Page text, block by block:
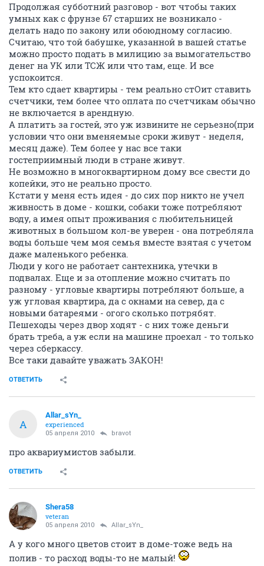
Продолжая субботний разговор - вот чтобы таких
умных как с фрунзе 67 старших не возникало -
делать надо по закону или обоюдному согласию.
Считаю, что той бабушке, указанной в вашей статье
можно просто подать в милицию за вымогательство
денег на УК или ТСЖ или что там, еще. И все
успокоится.
Тем кто сдает квартиры - тем реально стОит ставить
счетчики, тем более что оплата по счетчикам обычно
не включается в арендную.
А платить за гостей, это уж извините не серьезно(при
условии что они вменяемые сроки живут - неделя,
месяц даже). Тем более у нас все таки
гостеприимный люди в стране живут.
Не возможно в многоквартирном дому все свести до
копейки, это не реально просто.
Кстати у меня есть идея - до сих пор никто не учел
живность в доме - кошки, собаки тоже потребляют
воду, а имея опыт проживания с любительницей
животных в большом кол-ве уверен - она потребляла
воды больше чем моя семья вместе взятая с учетом
даже маленького ребенка.
Люди у кого не работает сантехника, утечки в
подвалах. Еще и за отопление можно считать по
разному - угловые квартиры потребляют больше, а
уж угловая квартира, да с окнами на север, да с
новыми батареями - огого сколько потрябят.
Пешеходы через двор ходят - с них тоже деньги
брать треба, а уж если на машине проехал - то только
через сберкассу.
Все таки давайте уважать ЗАКОН!
ОТВЕТИТЬ
A
Allar_sYn_
experienced
05 апреля 2010 bravot
про аквариумистов забыли.
ОТВЕТИТЬ
Shera58
veteran
05 апреля 2010 Allar_sYn_
А у кого много цветов стоит в доме-тоже ведь на
полив - то расход воды-то не малый!